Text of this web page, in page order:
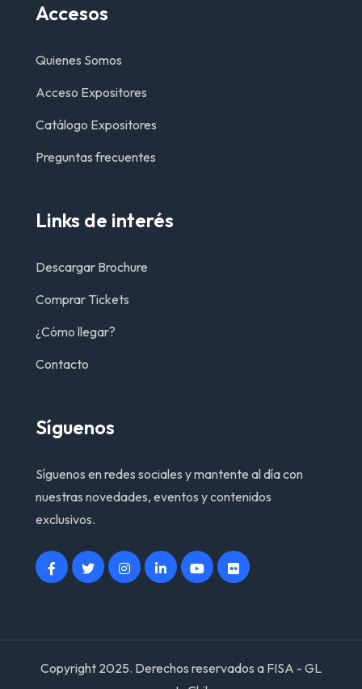
Accesos
Quienes Somos
Acceso Expositores
Catálogo Expositores
Preguntas frecuentes
Links de interés
Descargar Brochure
Comprar Tickets
¿Cómo llegar?
Contacto
Síguenos
Síguenos en redes sociales y mantente al día con
nuestras novedades, eventos y contenidos
exclusivos.
Copyright 2025. Derechos reservados a FISA - GL